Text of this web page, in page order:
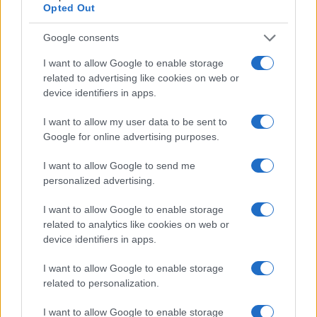
Opted Out
Google consents
I want to allow Google to enable storage
related to advertising like cookies on web or
device identifiers in apps.
I want to allow my user data to be sent to
Google for online advertising purposes.
I want to allow Google to send me
personalized advertising.
I want to allow Google to enable storage
related to analytics like cookies on web or
device identifiers in apps.
I want to allow Google to enable storage
related to personalization.
I want to allow Google to enable storage
του Ατλαντικού, νουθέτησαν τους αδιάλλακτους εχθρούς
που έδιναν την εντύπωση ότι θα διέτασσαν πυρ υπέρ
εμπλεκόμενοι παράγοντες των Η.Π.Α., ότι τραβώντας λίγο
περισσότερο το σκοινί, ή μια ή η άλλη πλευρά μπορεί και να
σπάσει; Πόση συναίσθηση έχουν οι αποκαλούμενοι
πλανητάρχες του υψηλού κινδύνου των Βαλκανικών
πειραματισμών τους; Έτσι, όμως, είναι η ιστορική ροή. Ένα
μπερδεμένο κουβάρι καταστάσεων, που όσο ξετυλίγεται
τόσο περιπλέκονται θελήσεις, σκοπιμότητες, κομπίνες,
ετερογονίες και άγνωστοι και δυσδιάκριτοι παράγοντες
στους ανθρώπους της εποχής αναφοράς, έτσι που όταν
βλέπουν το αποτέλεσμα «τρίβουν τα μάτια» γιατί κανένας
τους δεν το θέλει.
Η χώρα μας, μια ακόμα φορά, αρνήθηκε να καταλάβει ότι
δεν υπάρχει τρίτος δρόμος σε τέτοιες επικίνδυνες πολεμικές
φαρσοκωμωδίες: Είτε διαμορφώνεις επιμελώς και
μακροχρόνια τις συνθήκες να μην ανέβεις ποτέ στο σανίδι,
αρνείσαι, δηλαδή, να παίξεις, ή… προσλαμβάνεις έναν καλό
σκηνοθέτη για να σου διαλέξει ένα επωφελές έργο και να σε
στήσει έτσι ώστε να παίξεις καλά τον ρόλο σου. Όσο και να
δεν μπορεί να αποκρυφτεί το προφανές γεγονός ότι η